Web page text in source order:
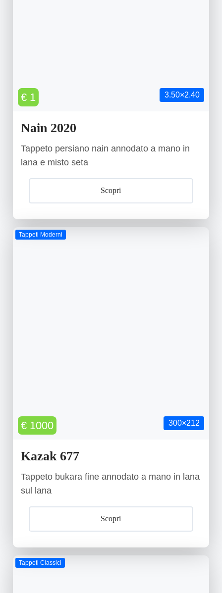
€ 1 3.50×2.40
Nain 2020
Tappeto persiano nain annodato a mano in
lana e misto seta
Scopri
Tappeti Moderni
€ 1000 300×212
Kazak 677
Tappeto bukara fine annodato a mano in lana
sul lana
Scopri
Tappeti Classici